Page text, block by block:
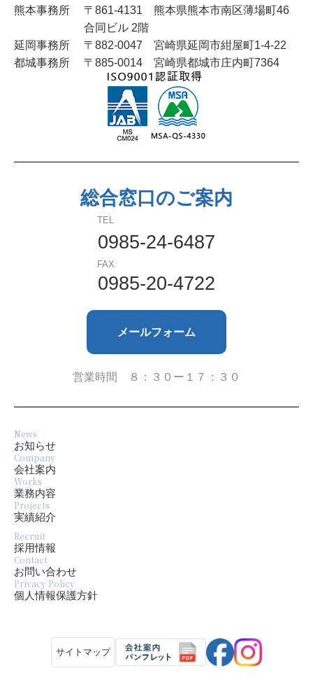
熊本事務所
〒861-4131 熊本県熊本市南区薄場町46
合同ビル 2階
延岡事務所
〒882-0047 宮崎県延岡市紺屋町1-4-22
都城事務所
〒885-0014 宮崎県都城市庄内町7364
総合窓口のご案内
TEL
0985-24-6487
FAX
0985-20-4722
メールフォーム
営業時間 ８：３０ー１７：３０
News
お知らせ
Company
会社案内
Works
業務内容
Projects
実績紹介
Recruit
採用情報
Contact
お問い合わせ
Privacy Policy
個人情報保護方針
サイトマップ